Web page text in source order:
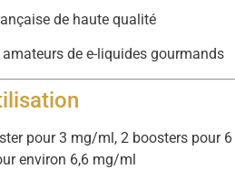
de haute qualité
amateurs de e-liquides gourmands
pour 3 mg/ml, 2 boosters pour 6
environ 6,6 mg/ml